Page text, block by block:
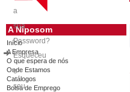
a
sua
Password?
Esqueceu
o
seu
A Niposom
Início
A Empresa
O que espera de nós
Onde Estamos
Catálogos
Bolsa de Emprego